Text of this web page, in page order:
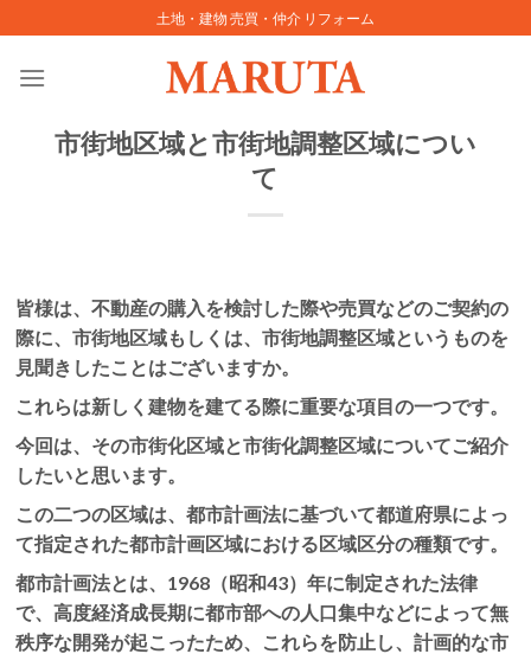
to
content
土地・建物 売買・仲介 リフォーム
市街地区域と市街地調整区域につい
て
皆様は、不動産の購入を検討した際や売買などのご契約の
際に、市街地区域もしくは、市街地調整区域というものを
見聞きしたことはございますか。
これらは新しく建物を建てる際に重要な項目の一つです。
今回は、その市街化区域と市街化調整区域についてご紹介
したいと思います。
この二つの区域は、都市計画法に基づいて都道府県によっ
て指定された都市計画区域における区域区分の種類です。
都市計画法とは、1968（昭和43）年に制定された法律
で、高度経済成長期に都市部への人口集中などによって無
秩序な開発が起こったため、これらを防止し、計画的な市